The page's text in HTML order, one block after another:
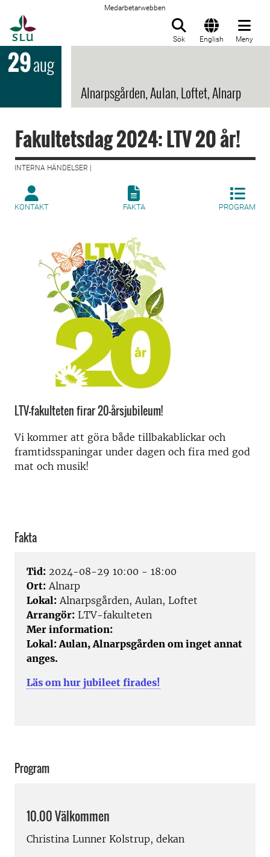
Medarbetarwebben
Sök English Meny
29aug
Alnarpsgården, Aulan, Loftet, Alnarp
Fakultetsdag 2024: LTV 20 år!
INTERNA HÄNDELSER |
KONTAKT FAKTA PROGRAM
LTV-fakulteten firar 20-årsjubileum!
Vi kommer att göra både tillbakablickar och
framtidsspaningar under dagen och fira med god
mat och musik!
Fakta
Tid: 2024-08-29 10:00 - 18:00
Ort: Alnarp
Lokal: Alnarpsgården, Aulan, Loftet
Arrangör: LTV-fakulteten
Mer information:
Lokal: Aulan, Alnarpsgården om inget annat
anges.
Läs om hur jubileet firades!
Program
10.00 Välkommen
Christina Lunner Kolstrup, dekan